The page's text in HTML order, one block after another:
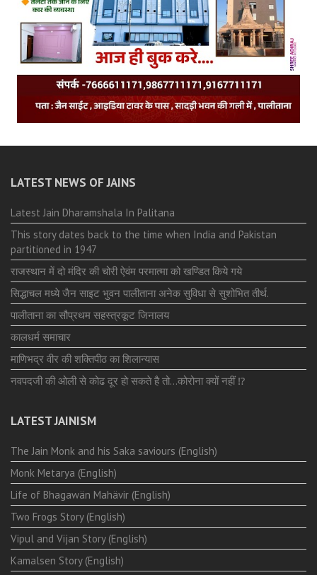
LATEST NEWS OF JAINS
Latest Jain Dharamshala In Palitana
This story dates back to the time when India and Pakistan
partitioned in 1947
राजस्थान में दो मंदिर की चोरी ऐवंम परमात्मा को खण्डित किये गये
सिद्धाचल मध्ये जैन साइट भुवन पालीताना अनेक सुविधा से सुशोभित तीर्थ.
पालीताना का सौप्रथम सहस्त्रकूट जिनालय
कालधर्म समाचार
माणिभद्र वीर की शक्तिपीठ का शिलान्यास
नवपदजी की ओली से कोढ दूर हो सकते है तो…कोरोना क्यों नहीं ⁉️
LATEST JAINISM
The Jain Monk and his Saka saviours (English)
Monk Metarya (English)
Life of Bhagawän Mahävir (English)
Two Frogs Story (English)
Vipul and Vijan Story (English)
Kamalsen Story (English)